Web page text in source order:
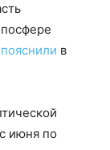
пояснили в
июня по